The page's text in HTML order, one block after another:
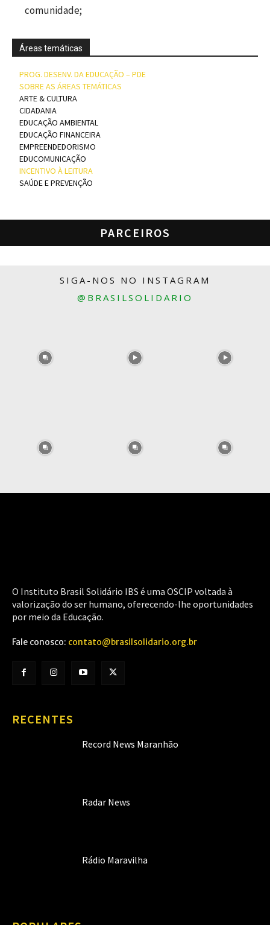
comunidade;
Áreas temáticas
PROG. DESENV. DA EDUCAÇÃO – PDE
SOBRE AS ÁREAS TEMÁTICAS
ARTE & CULTURA
CIDADANIA
EDUCAÇÃO AMBIENTAL
EDUCAÇÃO FINANCEIRA
EMPREENDEDORISMO
EDUCOMUNICAÇÃO
INCENTIVO À LEITURA
SAÚDE E PREVENÇÃO
PARCEIROS
SIGA-NOS NO INSTAGRAM
@BRASILSOLIDARIO
O Instituto Brasil Solidário IBS é uma OSCIP voltada à
valorização do ser humano, oferecendo-lhe oportunidades
por meio da Educação.
Fale conosco: contato@brasilsolidario.org.br
RECENTES
Record News Maranhão
Radar News
Rádio Maravilha